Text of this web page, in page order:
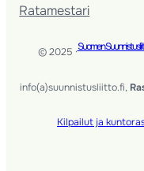
Ratamestari
© 2025 ·Suomen
info(a)suunnistusliitto.fi,
Kilpailut ja